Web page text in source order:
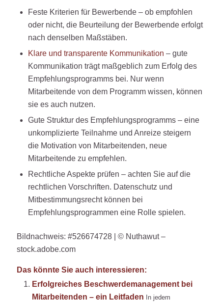
Feste Kriterien für Bewerbende – ob empfohlen
oder nicht, die Beurteilung der Bewerbende erfolgt
nach denselben Maßstäben.
Klare und transparente Kommunikation – gute
Kommunikation trägt maßgeblich zum Erfolg des
Empfehlungsprogramms bei. Nur wenn
Mitarbeitende von dem Programm wissen, können
sie es auch nutzen.
Gute Struktur des Empfehlungsprogramms – eine
unkomplizierte Teilnahme und Anreize steigern
die Motivation von Mitarbeitenden, neue
Mitarbeitende zu empfehlen.
Rechtliche Aspekte prüfen – achten Sie auf die
rechtlichen Vorschriften. Datenschutz und
Mitbestimmungsrecht können bei
Empfehlungsprogrammen eine Rolle spielen.
Bildnachweis: #526674728 | © Nuthawut –
stock.adobe.com
Das könnte Sie auch interessieren:
Erfolgreiches Beschwerdemanagement bei
Mitarbeitenden – ein Leitfaden
In jedem